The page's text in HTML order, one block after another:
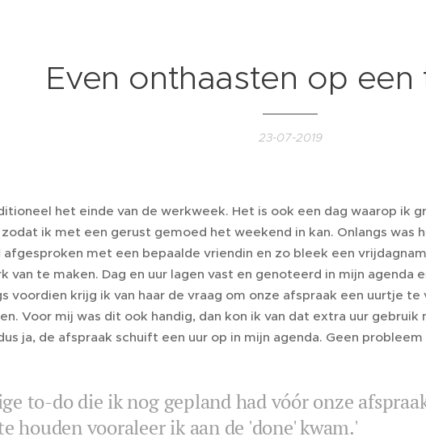
Even onthaasten op een
23-07-2019
het einde van de werkweek. Het is ook een dag waarop ik
ik met een gerust gemoed het weekend in kan. Onlangs was
afgesproken met een bepaalde vriendin en zo bleek een
van te maken. Dag en uur lagen vast en genoteerd in mijn agenda
voordien krijg ik van haar de vraag om onze afspraak een uurtje
Voor mij was dit ook handig, dan kon ik van dat extra uur
ja, de afspraak schuift een uur op in mijn agenda. Geen probleem
to-do die ik nog gepland had vóór onze
houden vooraleer ik aan de 'done' kwam.'